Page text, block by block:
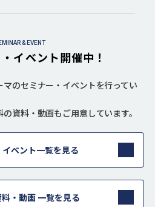
& EVENT
イベント開催中！
のセミナー・イベントを行ってい
資料・動画もご用意しています。
ベント一覧を見る
・動画 一覧を見る